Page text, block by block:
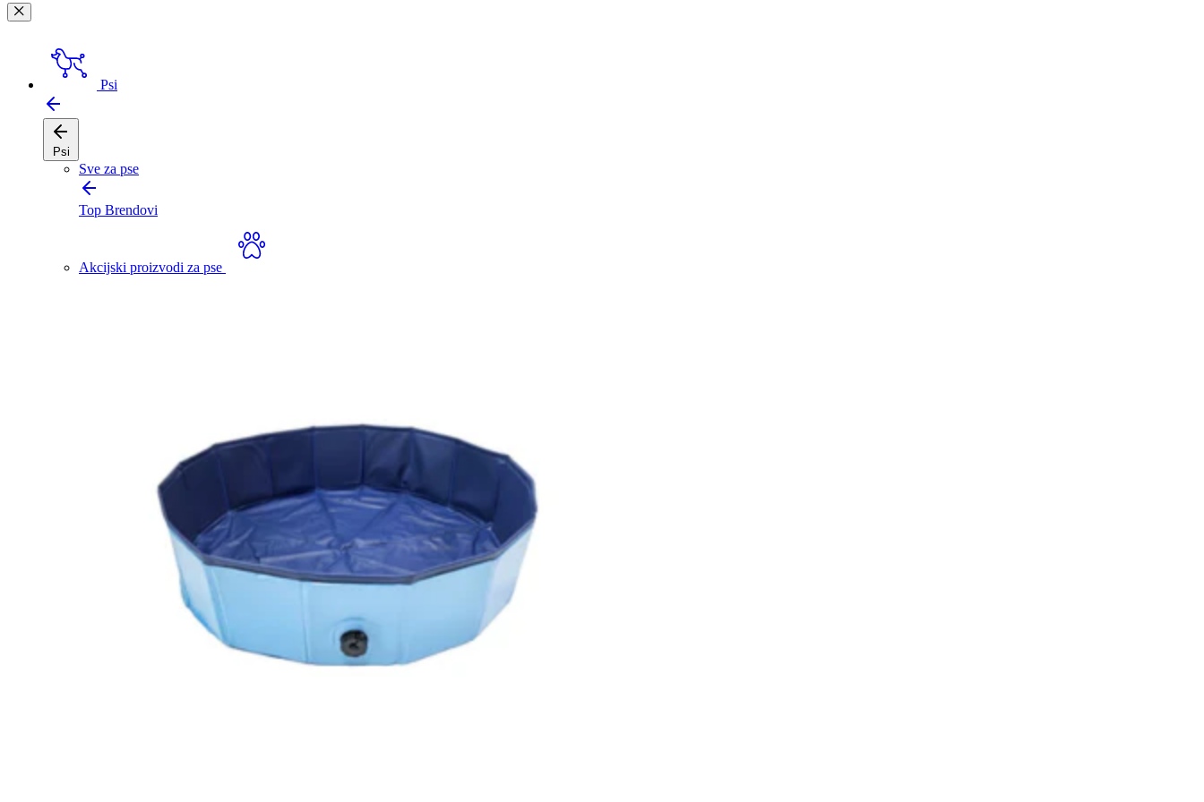
Psi
Psi
Sve za pse
Top Brendovi
Akcijski proizvodi za pse